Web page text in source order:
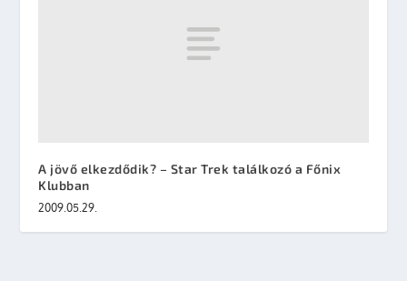
A jövő elkezdődik? – Star Trek találkozó a Főnix
Klubban
2009.05.29.